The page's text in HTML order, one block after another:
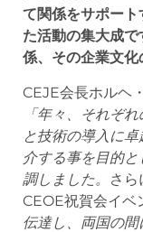
て関係をサポー
た活動の集大成
係、その企業文化
CEJE会長ホルヘ
「年々、それぞ
と技術の導入に
介する事を目的
調しました。
さ
CEOE祝賀会イベ
伝達し、両国の